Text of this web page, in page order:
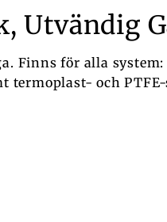
Utvändig
Finns för alla
termoplast- och